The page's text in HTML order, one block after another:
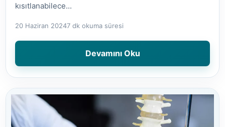
kısıtlanabilece...
20 Haziran 20247 dk okuma süresi
Devamını Oku